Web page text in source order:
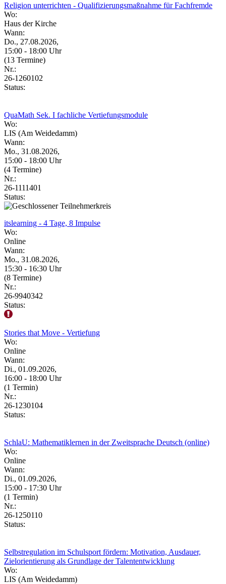
Religion unterrichten - Qualifizierungsmaßnahme für Fachfremde
Wo:
Haus der Kirche
Wann:
Do., 27.08.2026,
15:00 - 18:00 Uhr
(13 Termine)
Nr.:
26-1260102
Status:
QuaMath Sek. I fachliche Vertiefungsmodule
Wo:
LIS (Am Weidedamm)
Wann:
Mo., 31.08.2026,
15:00 - 18:00 Uhr
(4 Termine)
Nr.:
26-1111401
Status:
itslearning - 4 Tage, 8 Impulse
Wo:
Online
Wann:
Mo., 31.08.2026,
15:30 - 16:30 Uhr
(8 Termine)
Nr.:
26-9940342
Status:
Stories that Move - Vertiefung
Wo:
Online
Wann:
Di., 01.09.2026,
16:00 - 18:00 Uhr
(1 Termin)
Nr.:
26-1230104
Status:
SchlaU: Mathematiklernen in der Zweitsprache Deutsch (online)
Wo:
Online
Wann:
Di., 01.09.2026,
15:00 - 17:30 Uhr
(1 Termin)
Nr.:
26-1250110
Status:
Selbstregulation im Schulsport fördern: Motivation, Ausdauer,
Zielorientierung als Grundlage der Talententwicklung
Wo:
LIS (Am Weidedamm)